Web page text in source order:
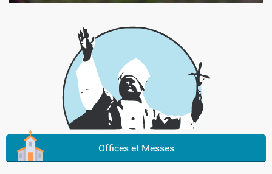
Offices et Messes